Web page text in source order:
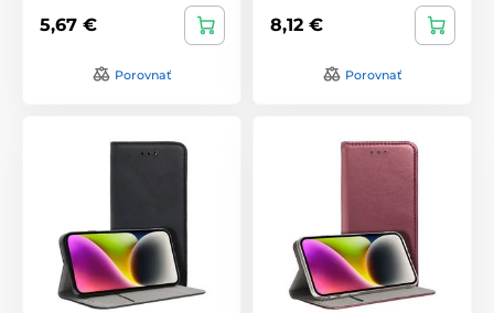
5,67 €
Porovnať
8,12 €
Porovnať